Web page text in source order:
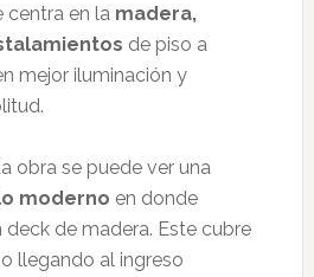
centra en la madera,
de piso a
mejor iluminación y
obra se puede ver una
moderno en donde
de madera. Este cubre
llegando al ingreso